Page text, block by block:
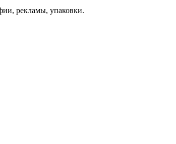
рекламы, упаковки.